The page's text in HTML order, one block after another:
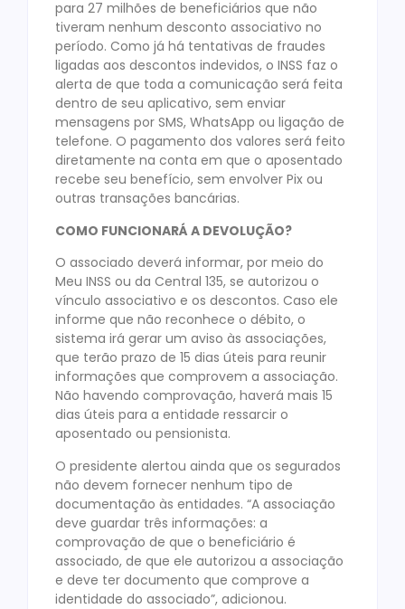
para 27 milhões de beneficiários que não
tiveram nenhum desconto associativo no
período. Como já há tentativas de fraudes
ligadas aos descontos indevidos, o INSS faz o
alerta de que toda a comunicação será feita
dentro de seu aplicativo, sem enviar
mensagens por SMS, WhatsApp ou ligação de
telefone. O pagamento dos valores será feito
diretamente na conta em que o aposentado
recebe seu benefício, sem envolver Pix ou
outras transações bancárias.
COMO FUNCIONARÁ A DEVOLUÇÃO?
O associado deverá informar, por meio do
Meu INSS ou da Central 135, se autorizou o
vínculo associativo e os descontos. Caso ele
informe que não reconhece o débito, o
sistema irá gerar um aviso às associações,
que terão prazo de 15 dias úteis para reunir
informações que comprovem a associação.
Não havendo comprovação, haverá mais 15
dias úteis para a entidade ressarcir o
aposentado ou pensionista.
O presidente alertou ainda que os segurados
não devem fornecer nenhum tipo de
documentação às entidades. “A associação
deve guardar três informações: a
comprovação de que o beneficiário é
associado, de que ele autorizou a associação
e deve ter documento que comprove a
identidade do associado”, adicionou.